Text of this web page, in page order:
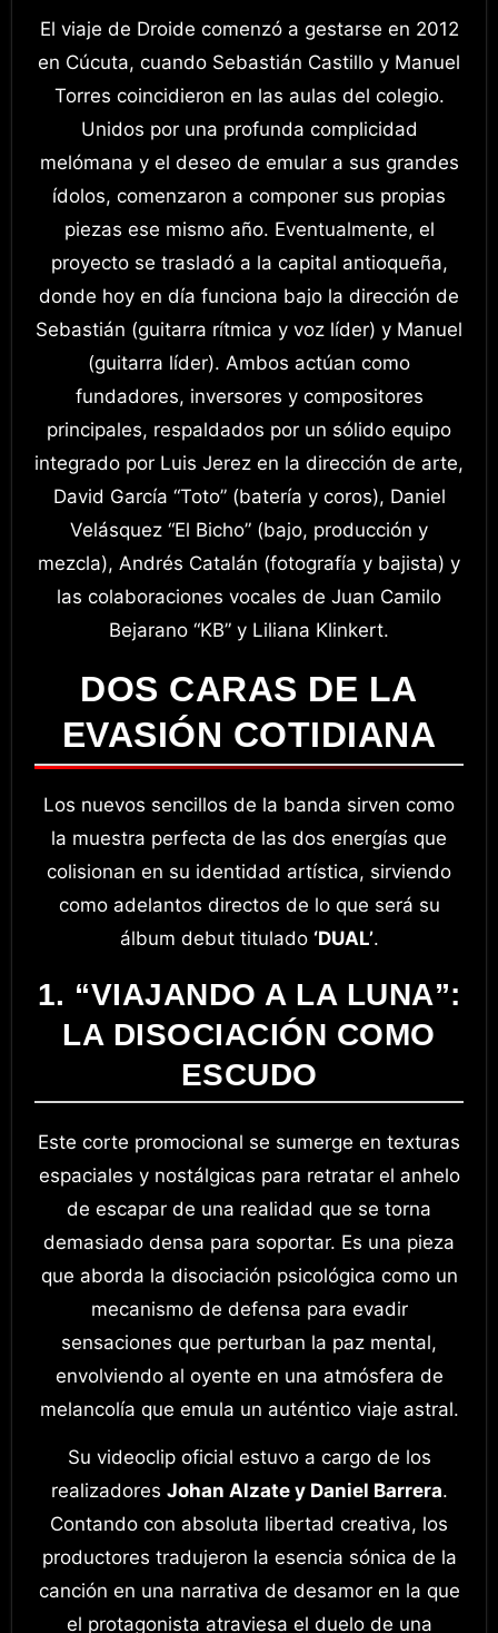
El viaje de Droide comenzó a gestarse en 2012
en Cúcuta, cuando Sebastián Castillo y Manuel
Torres coincidieron en las aulas del colegio.
Unidos por una profunda complicidad
melómana y el deseo de emular a sus grandes
ídolos, comenzaron a componer sus propias
piezas ese mismo año. Eventualmente, el
proyecto se trasladó a la capital antioqueña,
donde hoy en día funciona bajo la dirección de
Sebastián (guitarra rítmica y voz líder) y Manuel
(guitarra líder). Ambos actúan como
fundadores, inversores y compositores
principales, respaldados por un sólido equipo
integrado por Luis Jerez en la dirección de arte,
David García “Toto” (batería y coros), Daniel
Velásquez “El Bicho” (bajo, producción y
mezcla), Andrés Catalán (fotografía y bajista) y
las colaboraciones vocales de Juan Camilo
Bejarano “KB” y Liliana Klinkert.
DOS CARAS DE LA
EVASIÓN COTIDIANA
Los nuevos sencillos de la banda sirven como
la muestra perfecta de las dos energías que
colisionan en su identidad artística, sirviendo
como adelantos directos de lo que será su
álbum debut titulado ‘DUAL’.
1. “VIAJANDO A LA LUNA”:
LA DISOCIACIÓN COMO
ESCUDO
Este corte promocional se sumerge en texturas
espaciales y nostálgicas para retratar el anhelo
de escapar de una realidad que se torna
demasiado densa para soportar. Es una pieza
que aborda la disociación psicológica como un
mecanismo de defensa para evadir
sensaciones que perturban la paz mental,
envolviendo al oyente en una atmósfera de
melancolía que emula un auténtico viaje astral.
Su videoclip oficial estuvo a cargo de los
realizadores Johan Alzate y Daniel Barrera.
Contando con absoluta libertad creativa, los
productores tradujeron la esencia sónica de la
canción en una narrativa de desamor en la que
el protagonista atraviesa el duelo de una